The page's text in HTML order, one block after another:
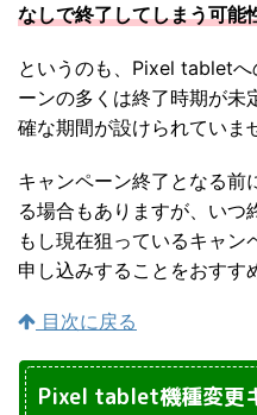
なしで終了してしまう可能
というのも、Pixel tablet
ーンの多くは終了時期が未
確な期間が設けられていま
キャンペーン終了となる前
る場合もありますが、いつ
もし現在狙っているキャン
申し込みすることをおすす
目次に戻る
Pixel tablet機種変更